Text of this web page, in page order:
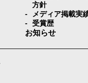
方針
メディア掲載実
受賞歴
お知らせ